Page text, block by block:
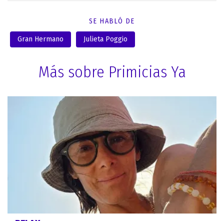
SE HABLÓ DE
Gran Hermano Julieta Poggio
Más sobre Primicias Ya